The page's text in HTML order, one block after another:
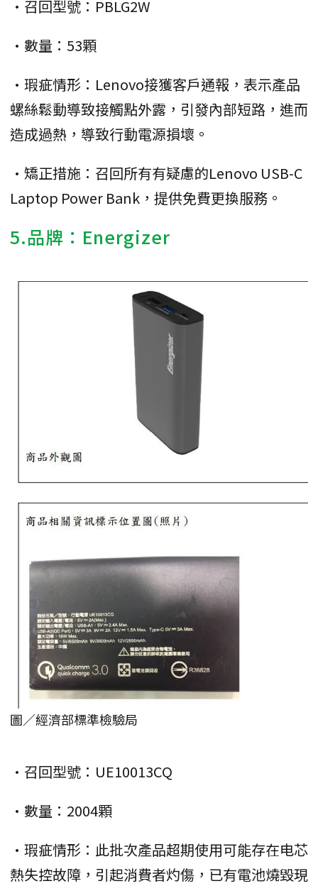
•召回型號：PBLG2W
•數量：53顆
•瑕疵情形：Lenovo接獲客戶通報，表示產品
螺絲鬆動導致接觸點外露，引發內部短路，進而
造成過熱，導致行動電源損壞。
•矯正措施：召回所有有疑慮的Lenovo USB-C
Laptop Power Bank，提供免費更換服務。
5.品牌：Energizer
圖／經濟部標準檢驗局
•召回型號：UE10013CQ
•數量：2004顆
•瑕疵情形：此批次產品超期使用可能存在电芯
熱失控故障，引起消費者灼傷，已有電池燒毀現